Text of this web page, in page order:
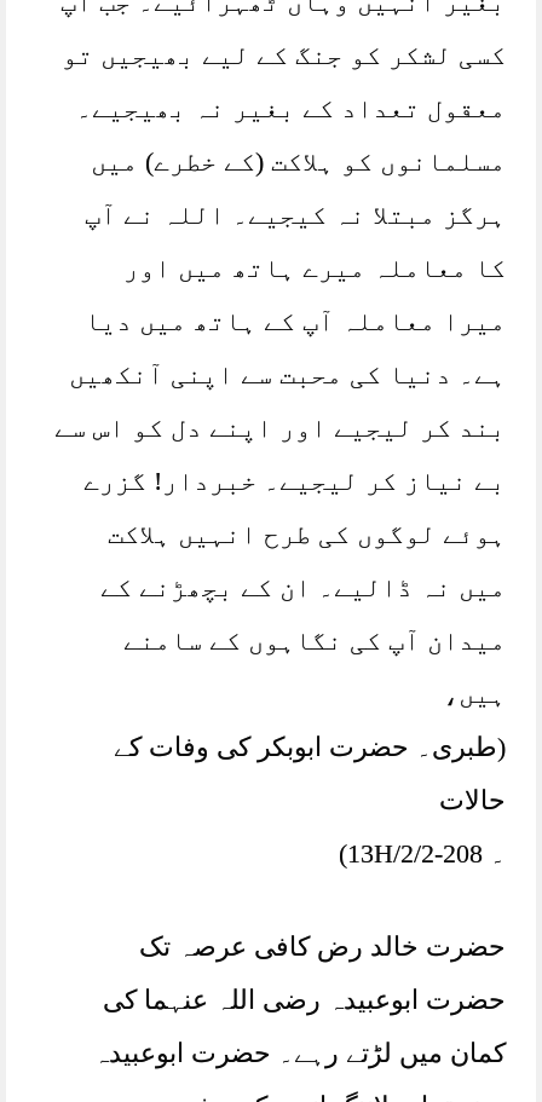
کسی لشکر کو جنگ کے لیے بھیجیں تو
معقول تعداد کے بغیر نہ بھیجیے۔
مسلمانوں کو ہلاکت (کے خطرے) میں
ہرگز مبتلا نہ کیجیے۔ اللہ نے آپ
کا معاملہ میرے ہاتھ میں اور
میرا معاملہ آپ کے ہاتھ میں دیا
ہے۔ دنیا کی محبت سے اپنی آنکھیں
بند کر لیجیے اور اپنے دل کو اس سے
بے نیاز کر لیجیے۔ خبردار! گزرے
ہوئے لوگوں کی طرح انہیں ہلاکت
میں نہ ڈالیے۔ ان کے بچھڑنے کے
میدان آپ کی نگاہوں کے سامنے
ہیں،
(طبری۔ حضرت ابوبکر کی وفات کے
حالات
۔ 13H/2/2-208)
حضرت خالد رض کافی عرصہ تک
حضرت ابوعبیدہ رضی اللہ عنہما کی
کمان میں لڑتے رہے۔ حضرت ابوعبیدہ